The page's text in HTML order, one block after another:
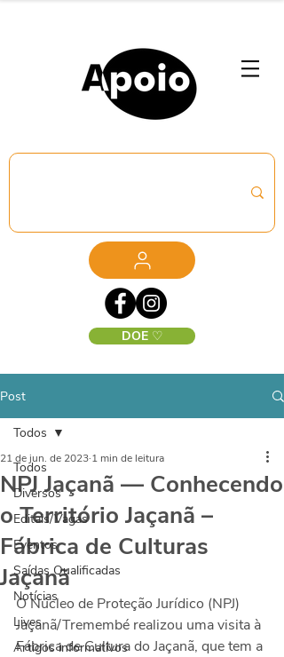
DOE ♡
Post
Todos
Diversos
Editais/Vagas
Eventos
Saídas Qualificadas
Notícias
Lives
Artigos informativos
Todos
NPJ Jaçanã — Conhecendo
o Território Jaçanã –
Fábrica de Culturas
Jaçanã
21 de jun. de 2023 1 min de leitura
O Núcleo de Proteção Jurídico (NPJ)
Jaçanã/Tremembé realizou uma visita à
Fábrica de Cultura do Jaçanã, que tem a